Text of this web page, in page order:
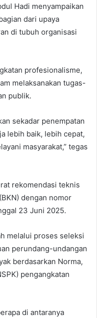
Hadi menyampaikan
dari upaya
di tubuh organisasi
profesionalisme,
melaksanakan tugas-
publik.
sekadar penempatan
lebih baik, lebih cepat,
masyarakat,” tegas
rekomendasi teknis
dengan nomor
23 Juni 2025.
melalui proses seleksi
perundang-undangan
berdasarkan Norma,
pengangkatan
di antaranya